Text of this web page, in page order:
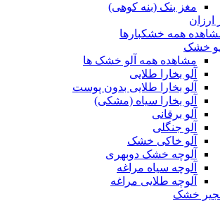
مغز بنک (بنه کوهی)
ارزان
همه خشکبارها
خشک
مشاهده همه آلو خشک ها
آلو بخارا طلایی
آلو بخارا طلایی بدون پوست
آلو بخارا سیاه (مشکی)
آلو برقانی
آلو جنگلی
آلو خاکی خشک
آلوچه خشک دوبهری
آلوچه سیاه مراغه
آلوچه طلایی مراغه
خشک